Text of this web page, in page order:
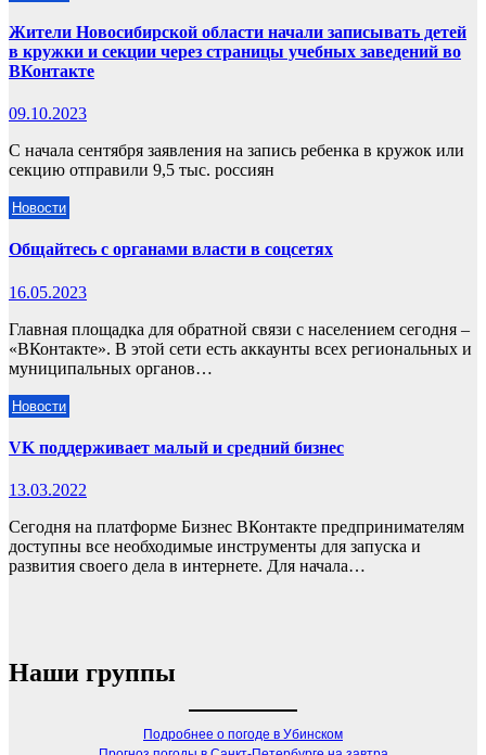
Жители Новосибирской области начали записывать детей
в кружки и секции через страницы учебных заведений во
ВКонтакте
09.10.2023
С начала сентября заявления на запись ребенка в кружок или
секцию отправили 9,5 тыс. россиян
Новости
Общайтесь с органами власти в соцсетях
16.05.2023
Главная площадка для обратной связи с населением сегодня –
«ВКонтакте». В этой сети есть аккаунты всех региональных и
муниципальных органов…
Новости
VK поддерживает малый и средний бизнес
13.03.2022
Сегодня на платформе Бизнес ВКонтакте предпринимателям
доступны все необходимые инструменты для запуска и
развития своего дела в интернете. Для начала…
Наши группы
Подробнее о погоде в Убинском